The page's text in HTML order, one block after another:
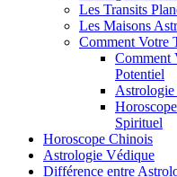
Les Transits
Les Maisons
Comment Votre
Comment
Potentiel
Astrologie
Spirituel
Horoscope Chinois
Astrologie Védique
Différence entre